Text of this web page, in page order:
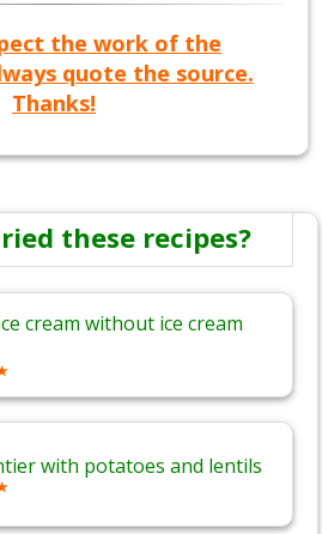
the work of the
quote the source.
Thanks!
these recipes?
cream without ice cream
with potatoes and lentils